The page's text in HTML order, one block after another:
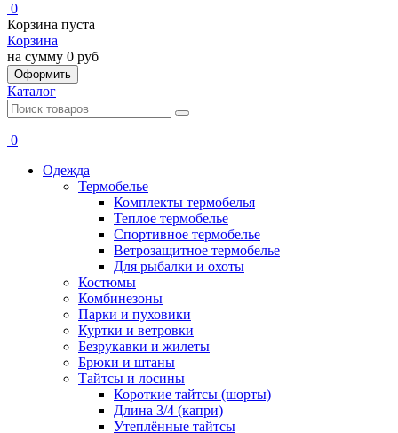
0
Корзина пуста
Корзина
на сумму 0 руб
Оформить
Каталог
0
Одежда
Термобелье
Комплекты термобелья
Теплое термобелье
Спортивное термобелье
Ветрозащитное термобелье
Для рыбалки и охоты
Костюмы
Комбинезоны
Парки и пуховики
Куртки и ветровки
Безрукавки и жилеты
Брюки и штаны
Тайтсы и лосины
Короткие тайтсы (шорты)
Длина 3/4 (капри)
Утеплённые тайтсы